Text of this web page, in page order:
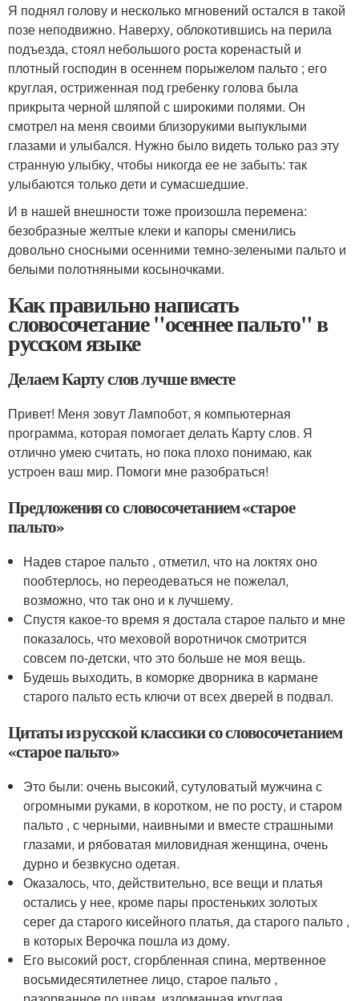
Я поднял голову и несколько мгновений остался в такой
позе неподвижно. Наверху, облокотившись на перила
подъезда, стоял небольшого роста коренастый и
плотный господин в осеннем порыжелом пальто ; его
круглая, остриженная под гребенку голова была
прикрыта черной шляпой с широкими полями. Он
смотрел на меня своими близорукими выпуклыми
глазами и улыбался. Нужно было видеть только раз эту
странную улыбку, чтобы никогда ее не забыть: так
улыбаются только дети и сумасшедшие.
И в нашей внешности тоже произошла перемена:
безобразные желтые клеки и капоры сменились
довольно сносными осенними темно-зелеными пальто и
белыми полотняными косыночками.
Как правильно написать
словосочетание "осеннее пальто" в
русском языке
Делаем Карту слов лучше вместе
Привет! Меня зовут Лампобот, я компьютерная
программа, которая помогает делать Карту слов. Я
отлично умею считать, но пока плохо понимаю, как
устроен ваш мир. Помоги мне разобраться!
Предложения со словосочетанием «старое
пальто»
Надев старое пальто , отметил, что на локтях оно
пообтерлось, но переодеваться не пожелал,
возможно, что так оно и к лучшему.
Спустя какое-то время я достала старое пальто и мне
показалось, что меховой воротничок смотрится
совсем по-детски, что это больше не моя вещь.
Будешь выходить, в коморке дворника в кармане
старого пальто есть ключи от всех дверей в подвал.
Цитаты из русской классики со словосочетанием
«старое пальто»
Это были: очень высокий, сутуловатый мужчина с
огромными руками, в коротком, не по росту, и старом
пальто , с черными, наивными и вместе страшными
глазами, и рябоватая миловидная женщина, очень
дурно и безвкусно одетая.
Оказалось, что, действительно, все вещи и платья
остались у нее, кроме пары простеньких золотых
серег да старого кисейного платья, да старого пальто ,
в которых Верочка пошла из дому.
Его высокий рост, сгорбленная спина, мертвенное
восьмидесятилетнее лицо, старое пальто ,